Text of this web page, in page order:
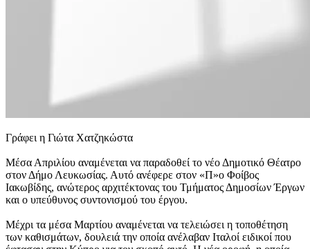
Γράφει η Γιώτα Χατζηκώστα
Μέσα Απριλίου αναμένεται να παραδοθεί το νέο Δημοτικό Θέατρο
στον Δήμο Λευκωσίας. Αυτό ανέφερε στον «Π»ο Φοίβος
Ιακωβίδης, ανώτερος αρχιτέκτονας του Τμήματος Δημοσίων Έργων
και ο υπεύθυνος συντονισμού του έργου.
Μέχρι τα μέσα Μαρτίου αναμένεται να τελειώσει η τοποθέτηση
των καθισμάτων, δουλειά την οποία ανέλαβαν Ιταλοί ειδικοί που